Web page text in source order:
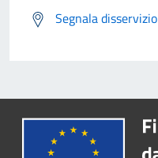
Segnala disservizio